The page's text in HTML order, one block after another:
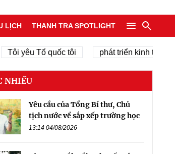
LỊCH THANH TRA SPOTLIGHT
Tổ quốc tôi phát triển kinh tế tư nhân
NHIỀU
Yêu cầu của Tổng Bí thư, Chủ
tịch nước về sắp xếp trường học
13:14 04/08/2026